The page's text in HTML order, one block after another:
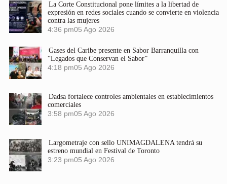
La Corte Constitucional pone límites a la libertad de
expresión en redes sociales cuando se convierte en violencia
contra las mujeres
4:36 pm05 Ago 2026
Gases del Caribe presente en Sabor Barranquilla con
“Legados que Conservan el Sabor”
4:18 pm05 Ago 2026
Dadsa fortalece controles ambientales en establecimientos
comerciales
3:58 pm05 Ago 2026
Largometraje con sello UNIMAGDALENA tendrá su
estreno mundial en Festival de Toronto
3:23 pm05 Ago 2026